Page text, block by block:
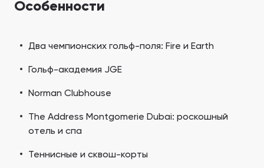
Особенности
Два чемпионских гольф-поля: Fire и Earth
Гольф-академия JGE
Norman Clubhouse
The Address Montgomerie Dubai: роскошный
отель и спа
Теннисные и сквош-корты